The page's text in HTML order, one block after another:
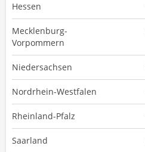
Hessen
Mecklenburg-
Vorpommern
Niedersachsen
Nordrhein-Westfalen
Rheinland-Pfalz
Saarland